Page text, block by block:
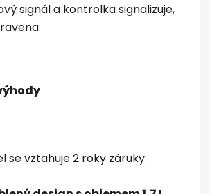
signál a kontrolka signalizuje,
se vztahuje 2 roky záruky.